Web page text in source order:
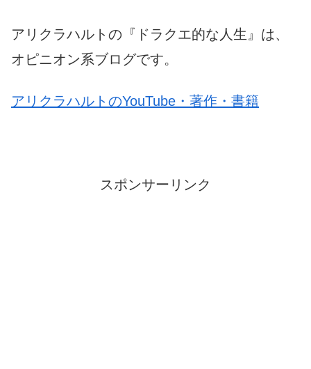
アリクラハルトの『ドラクエ的な人生』は、
オピニオン系ブログです。
アリクラハルトのYouTube・著作・書籍
スポンサーリンク